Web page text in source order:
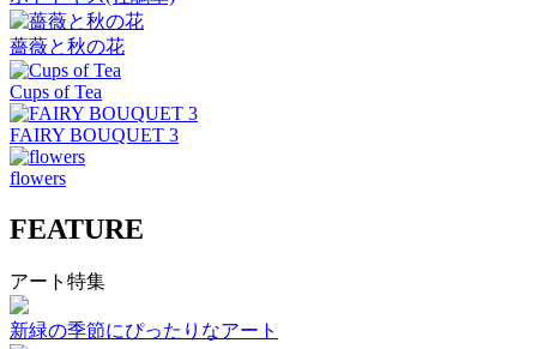
薔薇と秋の花
Cups of Tea
FAIRY BOUQUET 3
flowers
FEATURE
アート特集
新緑の季節にぴったりなアート